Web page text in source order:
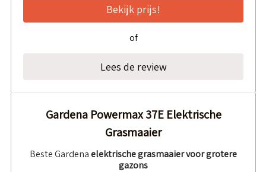
Bekijk prijs!
of
Lees de review
Gardena Powermax 37E Elektrische
Grasmaaier
Beste Gardenaelektrische grasmaaier voor grotere
gazons